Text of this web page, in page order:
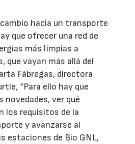
hacia un transporte
que ofrecer una red de
más limpias a
que vayan más allá del
Fàbregas, directora
“Para ello hay que
ver qué
los requisitos de la
y avanzarse al
estaciones de Bio GNL,